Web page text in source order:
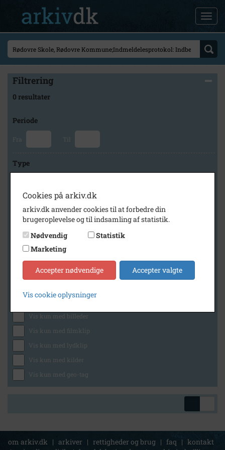
Filtrering
0 resultater
Periode
Fra Til
Type
Arkiv
Rødovre Arkiv
Generelt
Vis kun med billeder
Vis kun med filmklip
Vis kun med lydklip
Vis kun med kilder
Vis kun med geo-tag
om arkiv.dk | arkiver | rettigheder og brug | faq | kontakt
Cookies på arkiv.dk
arkiv.dk anvender cookies til at forbedre din
brugeroplevelse og til indsamling af statistik.
Nødvendig
Statistik
Marketing
Accepter nødvendige Accepter valgte
Vis cookie oplysninger